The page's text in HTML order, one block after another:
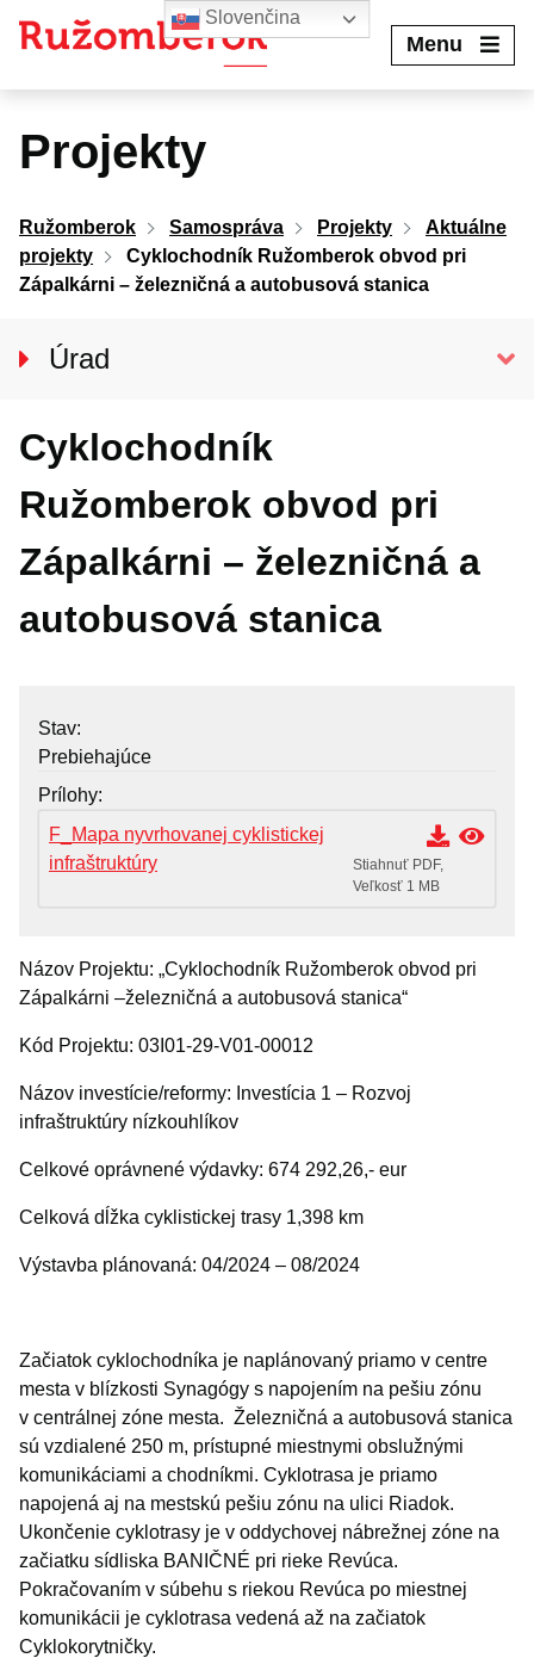
Menu
Projekty
Ružomberok Samospráva Projekty
Aktuálne
projekty
Cyklochodník Ružomberok obvod pri
Zápalkárni – železničná a autobusová stanica
Úrad
Prednosta úradu
PROJEKTY A GRANTY
Aktuálne projekty
Zrealizované projekty
Dokumenty, žiadosti a tlačivá
Cyklochodník
Ružomberok obvod pri
Zápalkárni – železničná a
autobusová stanica
Stav
Prebiehajúce
Prílohy
F_Mapa nyvrhovanej cyklistickej
infraštruktúry
Stiahnuť PDF,
Veľkosť 1 MB
Názov Projektu: „Cyklochodník Ružomberok obvod pri
Zápalkárni –železničná a autobusová stanica“
Kód Projektu: 03I01-29-V01-00012
Názov investície/reformy: Investícia 1 – Rozvoj
infraštruktúry nízkouhlíkov
Celkové oprávnené výdavky: 674 292,26,- eur
Celková dĺžka cyklistickej trasy 1,398 km
Výstavba plánovaná: 04/2024 – 08/2024
Začiatok cyklochodníka je naplánovaný priamo v centre
mesta v blízkosti Synagógy s napojením na pešiu zónu
v centrálnej zóne mesta. Železničná a autobusová stanica
sú vzdialené 250 m, prístupné miestnymi obslužnými
komunikáciami a chodníkmi. Cyklotrasa je priamo
napojená aj na mestskú pešiu zónu na ulici Riadok.
Ukončenie cyklotrasy je v oddychovej nábrežnej zóne na
začiatku sídliska BANIČNÉ pri rieke Revúca.
Pokračovaním v súbehu s riekou Revúca po miestnej
komunikácii je cyklotrasa vedená až na začiatok
Cyklokorytničky.
Slovenčina